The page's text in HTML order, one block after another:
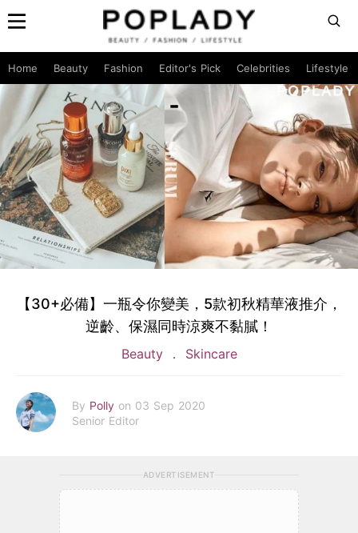
Home Beauty Fashion Editor's Pick Celebrities Lifestyle
【30+必備】一瓶令你變美，5款初秋精華液推介，
逆齡、保濕同時涼爽不黏膩！
Beauty Skincare
By Polly on 03 Sep 2020
Senior Editor
ADVERTISEMENT